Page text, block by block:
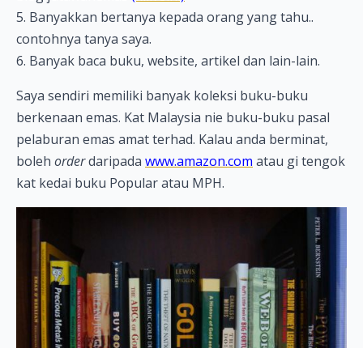
5. Banyakkan bertanya kepada orang yang tahu..
contohnya tanya saya.
6. Banyak baca buku, website, artikel dan lain-lain.
Saya sendiri memiliki banyak koleksi buku-buku
berkenaan emas. Kat Malaysia nie buku-buku pasal
pelaburan emas amat terhad. Kalau anda berminat,
boleh orderdaripada www.amazon.com atau gi tengok
kat kedai buku Popular atau MPH.